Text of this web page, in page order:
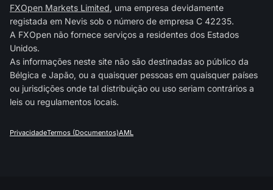
FXOpen Markets Limited, uma empresa devidamente
registada em Nevis sob o número de empresa C 42235.
A FXOpen não fornece serviços a residentes dos Estados
Unidos.
As informações neste site não são destinadas ao público da
Bélgica e Japão, ou a quaisquer pessoas em quaisquer países
ou jurisdições onde tal distribuição ou uso seriam contrários a
leis ou regulamentos locais.
PrivacidadeTermos (Documentos)AML